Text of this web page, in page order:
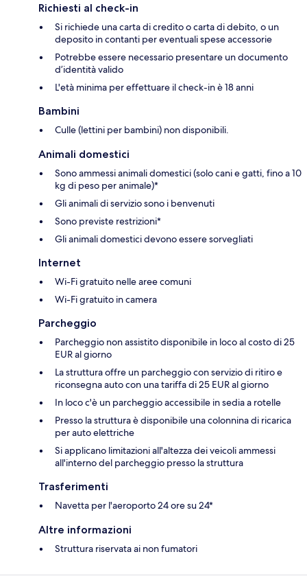
Richiesti al check-in
Si richiede una carta di credito o carta di debito, o un
deposito in contanti per eventuali spese accessorie
Potrebbe essere necessario presentare un documento
d’identità valido
L'età minima per effettuare il check-in è 18 anni
Bambini
Culle (lettini per bambini) non disponibili.
Animali domestici
Sono ammessi animali domestici (solo cani e gatti, fino a 10
kg di peso per animale)*
Gli animali di servizio sono i benvenuti
Sono previste restrizioni*
Gli animali domestici devono essere sorvegliati
Internet
Wi-Fi gratuito nelle aree comuni
Wi-Fi gratuito in camera
Parcheggio
Parcheggio non assistito disponibile in loco al costo di 25
EUR al giorno
La struttura offre un parcheggio con servizio di ritiro e
riconsegna auto con una tariffa di 25 EUR al giorno
In loco c'è un parcheggio accessibile in sedia a rotelle
Presso la struttura è disponibile una colonnina di ricarica
per auto elettriche
Si applicano limitazioni all'altezza dei veicoli ammessi
all'interno del parcheggio presso la struttura
Trasferimenti
Navetta per l'aeroporto 24 ore su 24*
Altre informazioni
Struttura riservata ai non fumatori